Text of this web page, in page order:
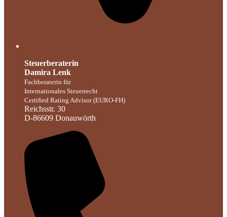
Steuerberaterin
Damira Lenk
Fachberaterin für
Internationales Steuerrecht
Certified Rating Advisor (EURO-FH)
Reichsstr. 30
D-86609 Donauwörth